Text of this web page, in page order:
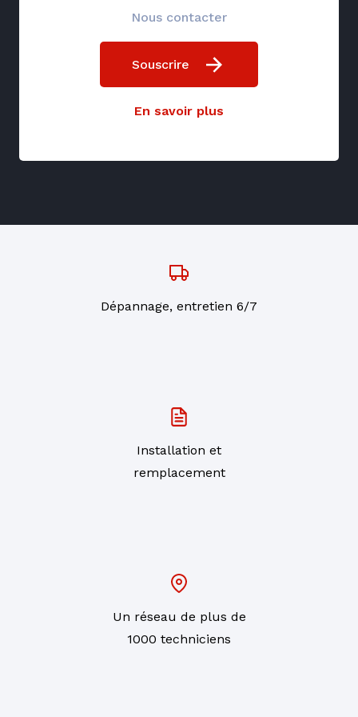
Nous contacter
Souscrire
En savoir plus
Dépannage, entretien 6/7
Installation et
remplacement
Un réseau de plus de
1000 techniciens